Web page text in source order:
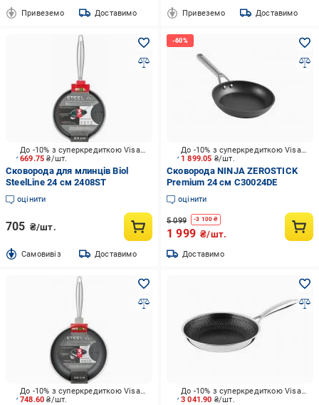
Привеземо Доставимо Привеземо Доставимо
669.75₴/шт.
До -10% з суперкредиткою Visa Вигода
Сковорода для млинців Biol
SteelLine 24 см 2408ST
оцінити
705 ₴/шт.
Cамовивіз Доставимо
1 899.05 ₴/шт.
До -10% з суперкредиткою Visa Вигода
Сковорода NINJA ZEROSTICK
Premium 24 см C30024DE
оцінити
5 099 -3 100 ₴
1 999 ₴/шт.
Доставимо
748.60₴/шт.
До -10% з суперкредиткою Visa Вигода
3 041.90 ₴/шт.
До -10% з суперкредиткою Visa Вигода